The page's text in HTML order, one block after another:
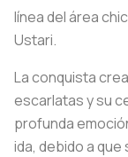
línea del área
Ustari.
La conquista
escarlatas y su
profunda
ida, debido a